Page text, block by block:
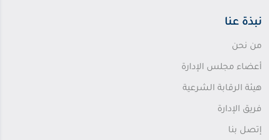
نبذة عنا
من نحن
أعضاء مجلس الإدارة
هيئة الرقابة الشرعية
فريق الإدارة
إتصل بنا